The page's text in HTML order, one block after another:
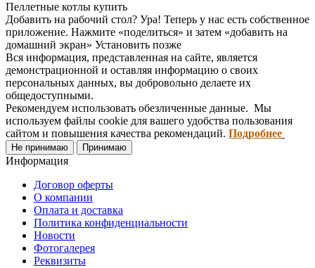
Пеллетные котлы купить
Добавить на рабочий стол? Ура! Теперь у нас есть собственное
приложение. Нажмите «поделиться» и затем «добавить на
домашний экран» Установить позже
Вся информация, представленная на сайте, является
демонстрационной и оставляя информацию о своих
персональных данных, вы добровольно делаете их
общедоступными.
Рекомендуем использовать обезличенные данные. Мы
используем файлы cookie для вашего удобства пользования
сайтом и повышения качества рекомендаций. Подробнее
Не принимаю Принимаю
Информация
Договор оферты
О компании
Оплата и доставка
Политика конфиденциальности
Новости
Фотогалерея
Реквизиты